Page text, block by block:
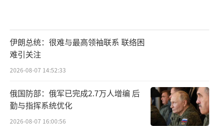
伊朗总统：很难与最高领袖联系 联络困
难引关注
2026-08-07 14:52:33
俄国防部：俄军已完成2.7万人增编 后
勤与指挥系统优化
2026-08-07 16:00:56